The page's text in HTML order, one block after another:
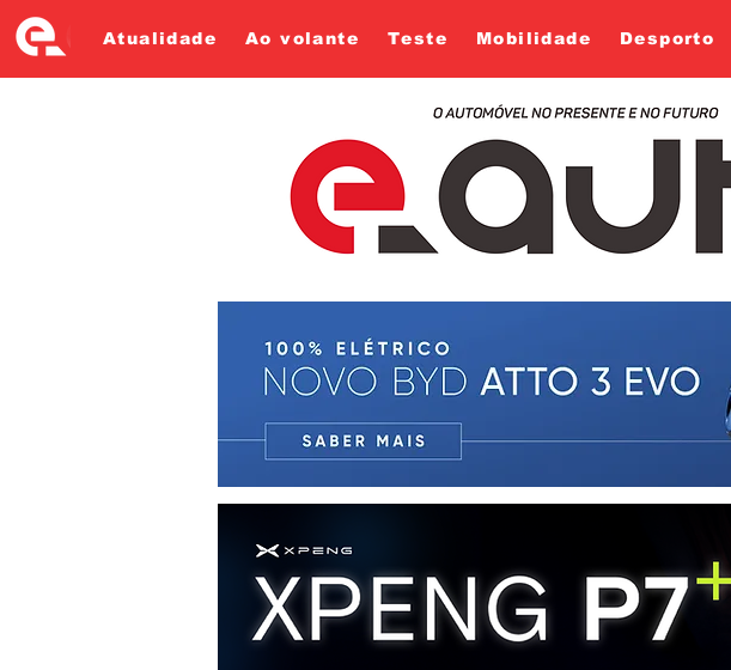
Atualidade Ao volante Teste Mobilidade Desporto